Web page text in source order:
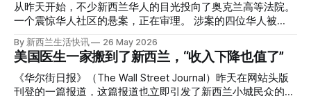
从昨天开始，不少新西兰华人的目光投向了奥克兰高等法院。
一个震惊华人社区的悬案，正在审理。 涉案的四位华人被
告，站在了法庭，被控与一位70岁中国女人的死有关。 事情
的复杂程度，远超人们的想象。 神秘的黑色塑料袋 先让我们
回到2024年3月12日。 新西兰一个名叫Paul Middleton的老
人，在奥克兰Gulf Harbour钓鱼时，发现了一个黑色塑料袋，
里面是一堆衣服。 再扒开衣服，他看到了一只手，一只人
By 新西兰生活快讯 26 May 2026
美国医生一家搬到了新西兰，“收入下降也值了”
《华尔街日报》（The Wall Street Journal）昨天在网站头版
刊登的一篇报道，这篇报道也立即引发了新西兰小城民众的兴